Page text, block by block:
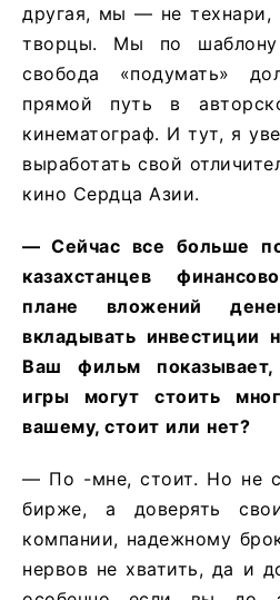
другая, мы — не
творцы. Мы по
свобода «подумать»
прямой путь в
кинематограф. И тут, я
выработать свой
кино Сердца Азии.
—Сейчас все больше
казахстанцев
плане
вложений
вкладывать инвестиции
Ваш
фильм показывает,
игры
могут стоить
вашему, стоит или нет?
— По -мне, стоит. Но не
бирже, а доверять
компании, надежному
нервов не хватить, да и